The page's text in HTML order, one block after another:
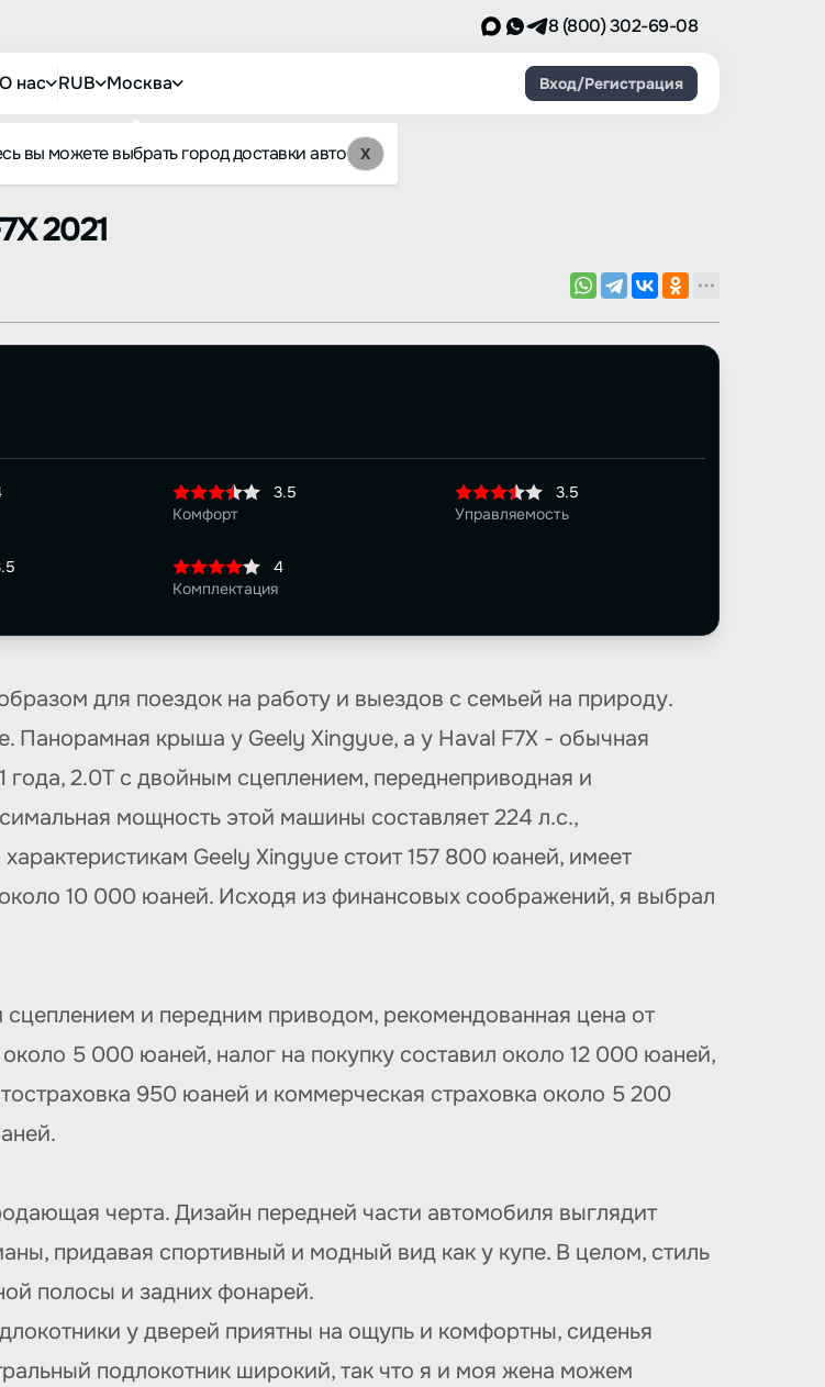
8 (800) 302-69-08
нас RUB Москва
вы можете выбрать город доставки авто X
Вход/Регистрация
2021
3.5
Комфорт
3.5
Управляемость
4
Комплектация
для поездок на работу и выездов с семьей на природу.
Панорамная крыша у Geely Xingyue, а у Haval F7X - обычная
2.0T с двойным сцеплением, переднеприводная и
мощность этой машины составляет 224 л.с.,
Geely Xingyue стоит 157 800 юаней, имеет
10 000 юаней. Исходя из финансовых соображений, я выбрал
и передним приводом, рекомендованная цена от
5 000 юаней, налог на покупку составил около 12 000 юаней,
950 юаней и коммерческая страховка около 5 200
черта. Дизайн передней части автомобиля выглядит
придавая спортивный и модный вид как у купе. В целом, стиль
полосы и задних фонарей.
у дверей приятны на ощупь и комфортны, сиденья
подлокотник широкий, так что я и моя жена можем